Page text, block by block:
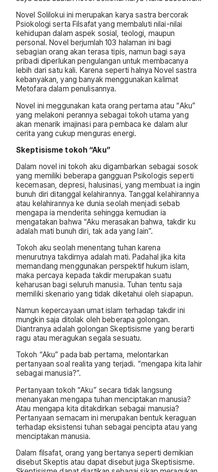
Novel Solilokui ini merupakan karya sastra bercorak
Psiokologi serta Filsafat yang membaluti nilai-nilai
kehidupan dalam aspek sosial, teologi, maupun
personal. Novel berjumlah 103 halaman ini bagi
sebagian orang akan terasa tipis, namun bagi saya
pribadi diperlukan pengulangan untuk membacanya
lebih dari satu kali. Karena seperti halnya Novel sastra
kebanyakan, yang banyak menggunakan kalimat
Metofara dalam penulisannya.
Novel ini meggunakan kata orang pertama atau “Aku”
yang melakoni perannya sebagai tokoh utama yang
akan menarik imajinasi para pembaca ke dalam alur
cerita yang cukup menguras energi.
Skeptisisme tokoh “Aku”
Dalam novel ini tokoh aku digambarkan sebagai sosok
yang memiliki beberapa gangguan Psikologis seperti
kecemasan, depresi, halusinasi, yang membuat ia ingin
bunuh diri ditanggal kelahirannya. Tanggal kelahirannya
atau kelahirannya ke dunia seolah menjadi sebab
mengapa ia menderita sehingga kemudian ia
mengatakan bahwa “Aku merasakan bahwa, takdir ku
adalah mati bunuh diri, tak ada yang lain”.
Tokoh aku seolah menentang tuhan karena
menurutnya takdirnya adalah mati. Padahal jika kita
memandang menggunakan perspektif hukum islam,
maka percaya kepada takdir merupakan suatu
keharusan bagi seluruh manusia. Tuhan tentu saja
memiliki skenario yang tidak diketahui oleh siapapun.
Namun kepercayaan umat islam terhadap takdir ini
mungkin saja ditolak oleh beberapa golongan.
Diantranya adalah golongan Skeptisisme yang berarti
ragu atau meragukan segala sesuatu.
Tokoh “Aku” pada bab pertama, melontarkan
pertanyaan soal realita yang terjadi. “mengapa kita lahir
sebagai manusia?”.
Pertanyaan tokoh “Aku” secara tidak langsung
menanyakan mengapa tuhan menciptakan manusia?
Atau mengapa kita ditakdirkan sebagai manusia?
Pertanyaan semacam ini merupakan bentuk keraguan
terhadap eksistensi tuhan sebagai pencipta atau yang
menciptakan manusia.
Dalam filsafat, orang yang bertanya seperti demikian
disebut Skeptis atau dapat disebut juga Skeptisisme.